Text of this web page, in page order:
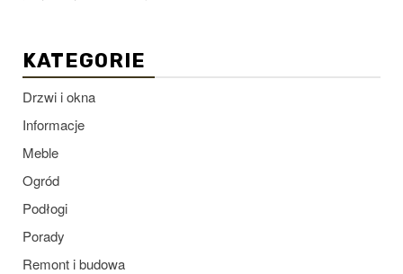
KATEGORIE
Drzwi i okna
Informacje
Meble
Ogród
Podłogi
Porady
Remont i budowa